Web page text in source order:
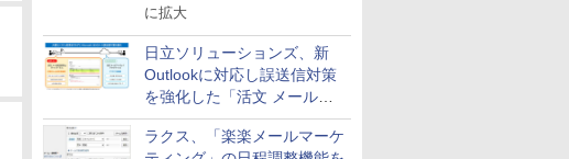
に拡大
日立ソリューションズ、新
Outlookに対応し誤送信対策
を強化した「活文 メール誤
送信防止アドインサービス」
を提供
ラクス、「楽楽メールマーケ